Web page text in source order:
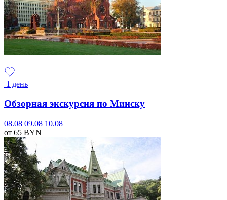
1 день
Обзорная экскурсия по Минску
08.08 09.08 10.08
от 65 BYN